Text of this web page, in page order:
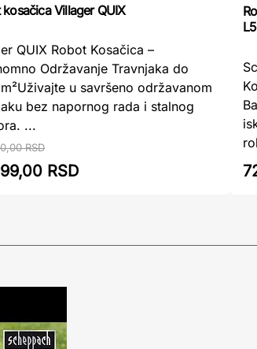
kosačica Villager QUIX
QUIX Robot Kosačica –
Održavanje Travnjaka do
u savršeno održavanom
bez napornog rada i stalnog
...
RSD
RSD